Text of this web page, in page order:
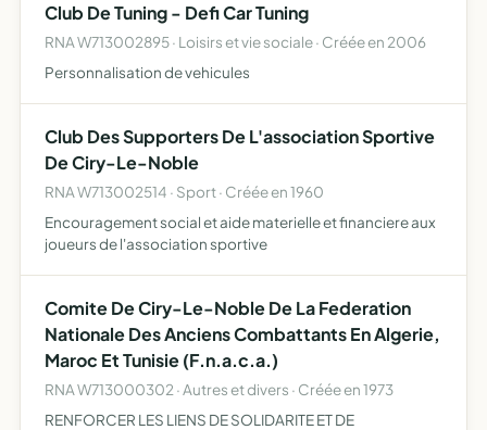
Club De Tuning - Defi Car Tuning
RNA W713002895 · Loisirs et vie sociale · Créée en 2006
Personnalisation de vehicules
Club Des Supporters De L'association Sportive
De Ciry-Le-Noble
RNA W713002514 · Sport · Créée en 1960
Encouragement social et aide materielle et financiere aux
joueurs de l'association sportive
Comite De Ciry-Le-Noble De La Federation
Nationale Des Anciens Combattants En Algerie,
Maroc Et Tunisie (F.n.a.c.a.)
RNA W713000302 · Autres et divers · Créée en 1973
RENFORCER LES LIENS DE SOLIDARITE ET DE